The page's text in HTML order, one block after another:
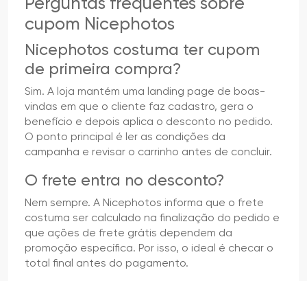
cupom Nicephotos
Nicephotos costuma ter cupom
de primeira compra?
Sim. A loja mantém uma landing page de boas-
vindas em que o cliente faz cadastro, gera o
benefício e depois aplica o desconto no pedido.
O ponto principal é ler as condições da
campanha e revisar o carrinho antes de concluir.
O frete entra no desconto?
Nem sempre. A Nicephotos informa que o frete
costuma ser calculado na finalização do pedido e
que ações de frete grátis dependem da
promoção específica. Por isso, o ideal é checar o
total final antes do pagamento.